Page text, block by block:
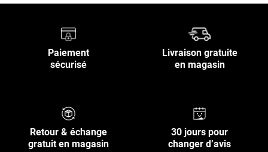
Paiement
sécurisé
Livraison gratuite
en magasin
Retour & échange
gratuit en magasin
30 jours pour
changer d’avis